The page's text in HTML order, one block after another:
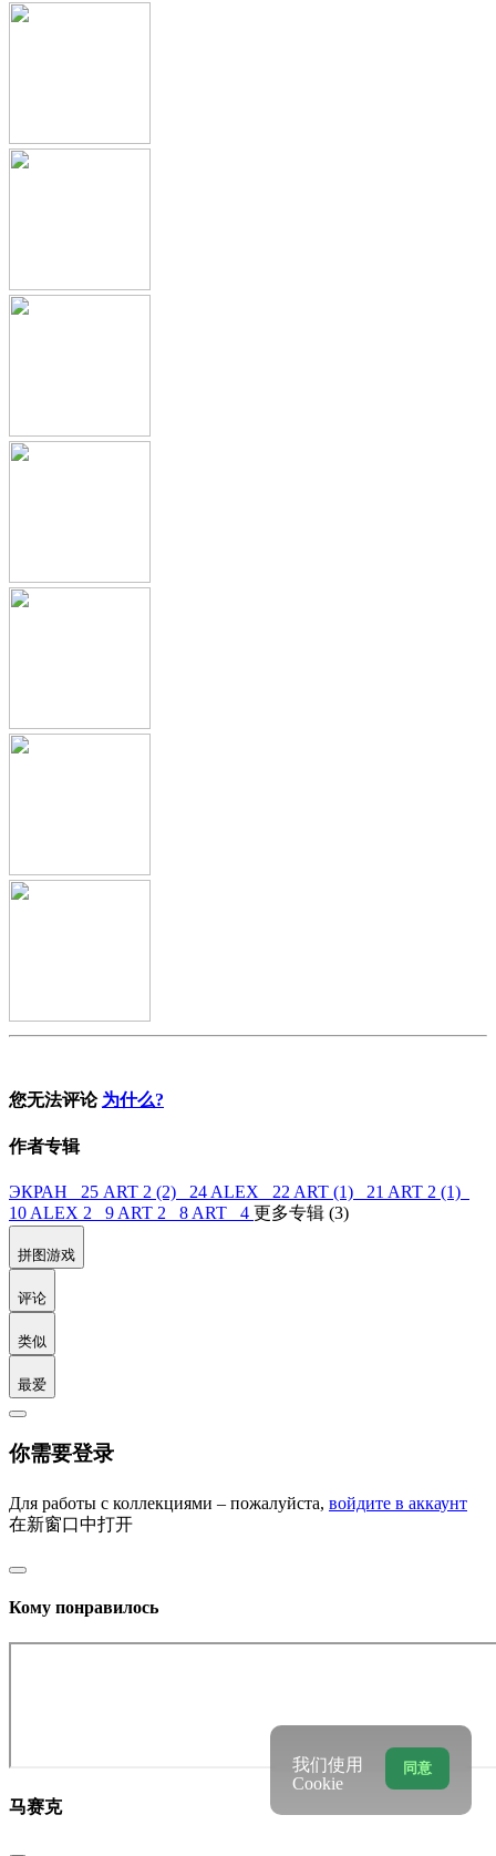
您无法评论 为什么?
作者专辑
ЭКРАН 25 ART 2 (2) 24ALEX 22ART (1) 21 ART 2 (1)
10ALEX 2 9ART 2 8ART 4 更多专辑 (3)
拼图游戏
评论
类似
最爱
你需要登录
Для работы с коллекциями – пожалуйста, войдите в аккаунт
在新窗口中打开
Кому понравилось
马赛克
同意
我们使用
Cookie